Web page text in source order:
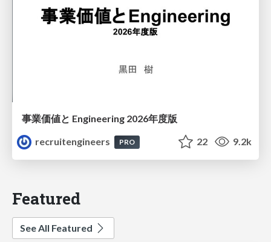
事業価値と Engineering 2026年度版
recruitengineers
PRO 22 9.2k
Featured
See All Featured